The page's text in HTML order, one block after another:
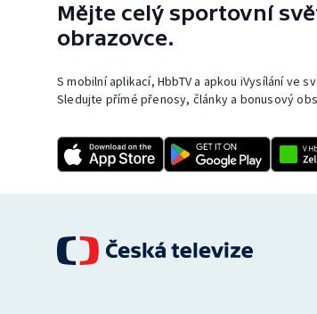
Mějte celý sportovní
obrazovce.
S mobilní aplikací, HbbTV a apkou iVysílání ve
Sledujte přímé přenosy, články a bonusový